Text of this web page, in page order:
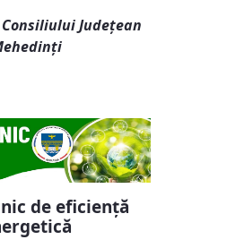
Județean
de eficiență